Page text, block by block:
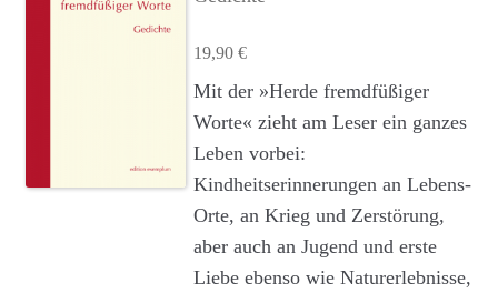
c
c
o
u
19,90 €
Mit der »Herde fremdfüßiger
Worte« zieht am Leser ein ganzes
Leben vorbei:
Kindheitserinnerungen an Lebens-
Orte, an Krieg und Zerstörung,
aber auch an Jugend und erste
Liebe ebenso wie Naturerlebnisse,